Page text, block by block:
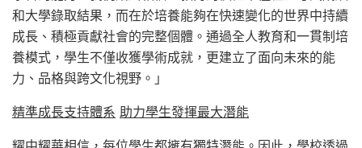
和大學錄取結果，而在於培養能夠在快速變化的世界中持續
成長、積極貢獻社會的完整個體。通過全人教育和一貫制培
養模式，學生不僅收獲學術成就，更建立了面向未來的能
力、品格與跨文化視野。」
精準成長支持體系 助力學生發揮最大潛能